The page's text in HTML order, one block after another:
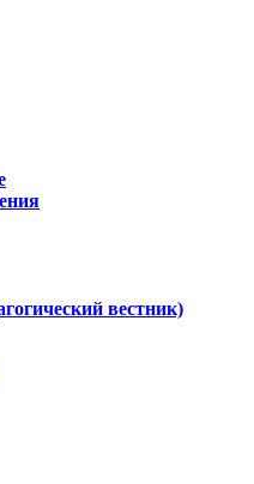
вестник)